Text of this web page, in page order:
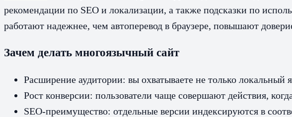
рекомендации по SEO и локализации, а также подсказки по
работают надежнее, чем автоперевод в браузере, повышают
Зачем делать многоязычный сайт
Расширение аудитории: вы охватываете не только
Рост конверсии: пользователи чаще совершают действия,
SEO-преимущество: отдельные версии индексируются в